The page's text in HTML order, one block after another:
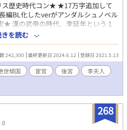
歴史時代コン★ ★17万字追加して
編BL化したverがアンダルシュノベル
★ 漢の武帝の時代、李延年という１
歌と美貌によって武帝に仕え、『絶
った。 北方有佳人 北方に美しい人
の美しさはこの世界で唯一のもの
目見やれば城が傾き、 再顧傾人
ど。 寧不知傾城与傾国 その美人
ど、 佳人難再得 今を逃せばこんな
ん。 その後、李延年の思惑通り妹
武帝の子を賜った。 これが知られて
られるのは、この歌に込められた李
的表現ですが展開上しかたがないの
証5/17-29 各日12：20連載 各日字数
を読む
242,300 最終更新日 2024.6.12 登録日 2021.5.13
世傾国 宦官 後宮
李夫人
268
0